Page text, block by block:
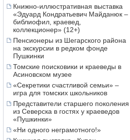
Книжно-иллюстративная выставка
«Эдуард Кондратьевич Майданюк –
библиофил, краевед,
коллекционер» (12+)
Пенсионеры из Шегарского района
на экскурсии в редком фонде
Пушкинки
Томские поисковики и краеведы в
Асиновском музее
«Секретики счастливой семьи» –
игра для томских школьников
Представители старшего поколения
из Северска в гостях у краеведов
«Пушкинки»
«Ни одного неграмотного!»